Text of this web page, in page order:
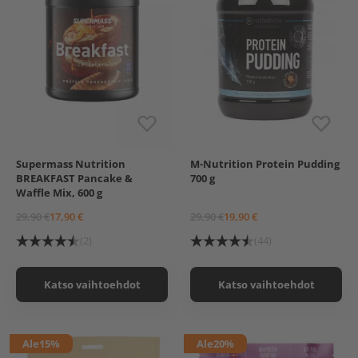
Chocolate
Vanilla-Blueberry
Supermass Nutrition
BREAKFAST Pancake &
Waffle Mix, 600 g
29,90 €17,90 €
(2)
Katso vaihtoehdot
Kanelipulla
M-Nutrition Protein Pudding
700 g
29,90 €19,90 €
(44)
Katso vaihtoehdot
Ale15% Ale20%